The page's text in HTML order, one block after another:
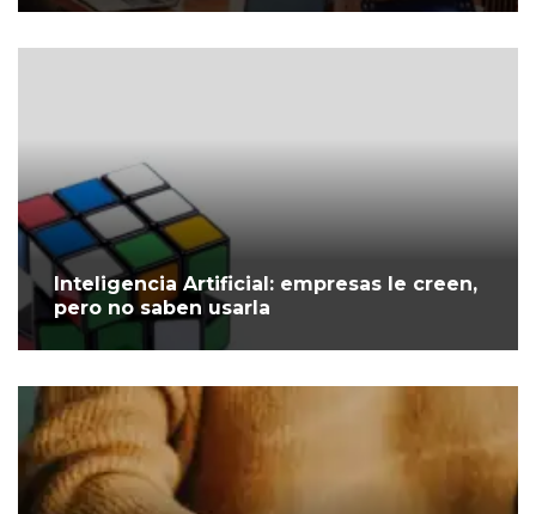
Inteligencia Artificial: empresas le creen,
pero no saben usarla